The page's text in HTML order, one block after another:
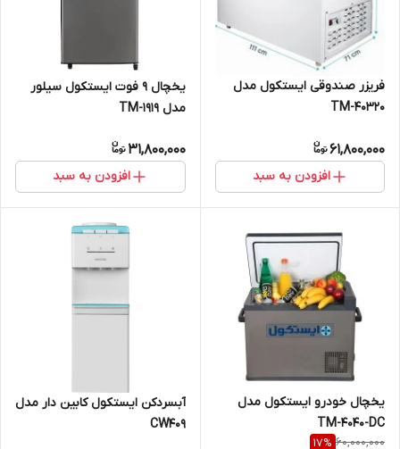
فریزر صندوقی ایستکول مدل
TM-40320
61,800,000
افزودن به سبد
یخچال 9 فوت ایستکول سیلور
مدل TM-1919
31,800,000
افزودن به سبد
یخچال خودرو ایستکول مدل
TM-4040-DC
60,000,000
17%
آبسردکن ایستکول کابین دار مدل
CW409